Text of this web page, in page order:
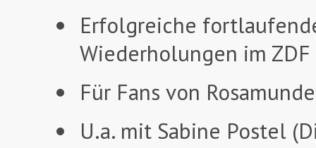
Erfolgreiche
Wiederholungen im ZDF
Für Fans von
U.a. mit Sabine Postel